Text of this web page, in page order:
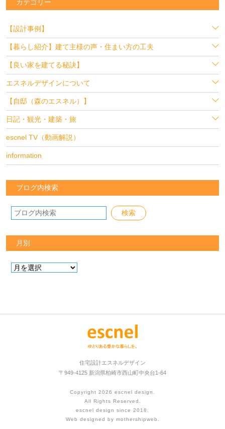
カテゴリー
【設計事例】
【暮らし紹介】建て主様の声・住まい方の工夫
【良い家を建てる秘訣】
エスネルデザインについて
【自邸（森のエスネル）】
日記・観光・建築・旅
escnel TV（動画解説）
information
ブログ内検索
月別
住宅設計エスネルデザイン
〒949-4125 新潟県柏崎市西山町中央台1-64
Copyright 2026 escnel design
All Rights Reserved.
escnel design since 2018.
Web designed by mothershipweb